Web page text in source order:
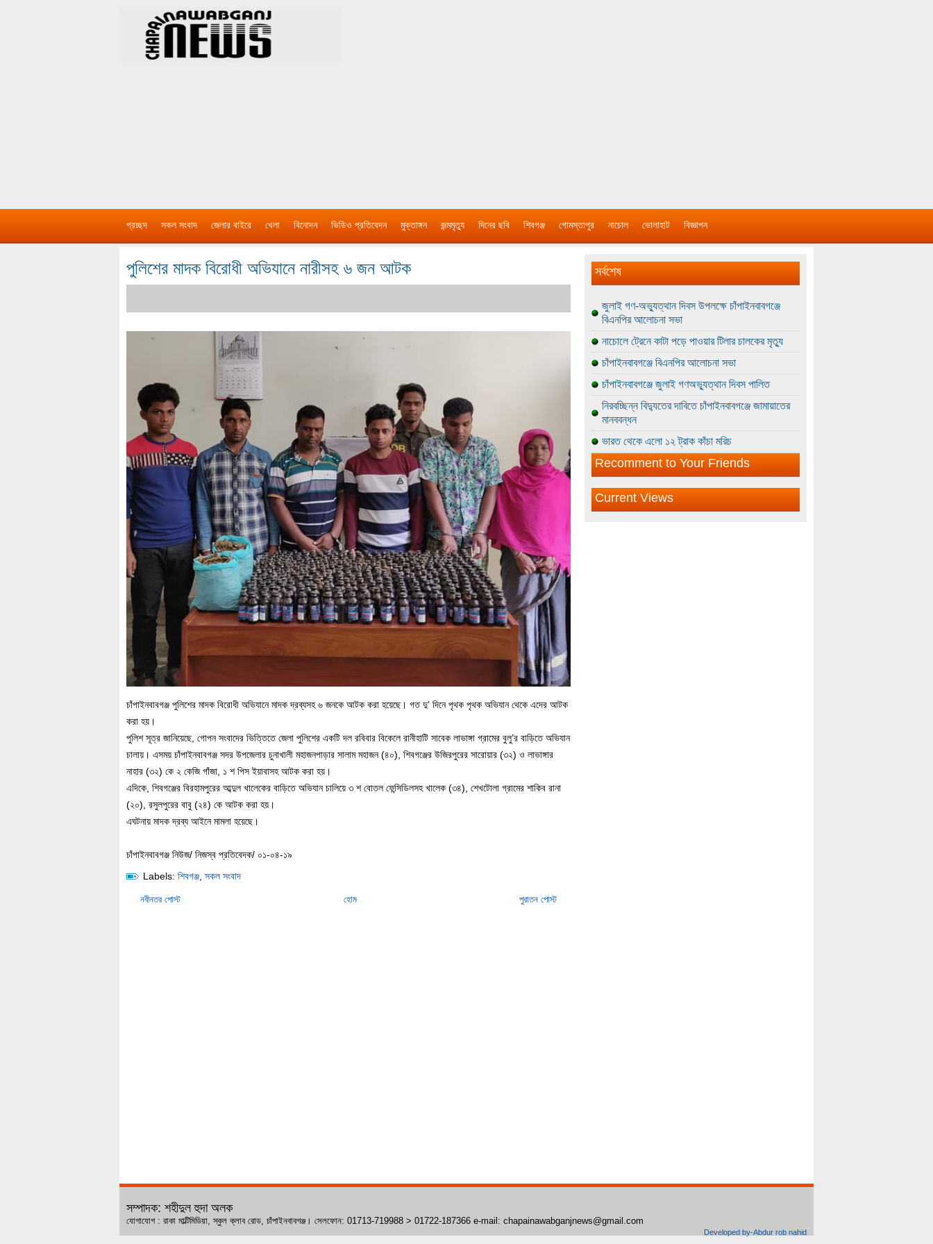
প্রচ্ছদ সকল সংবাদ জেলার বাইরে খেলা বিনোদন ভিডিও প্রতিবেদন মুক্তাঙ্গন জন্মমৃত্যু দিনের ছবি শিবগঞ্জ গোমস্তাপুর নাচোল ভোলাহাট বিজ্ঞাপন
পুলিশের মাদক বিরোধী অভিযানে নারীসহ ৬ জন আটক
চাঁপাইনবাবগঞ্জ পুলিশের মাদক বিরোধী অভিযানে মাদক দ্রব্যসহ ৬ জনকে আটক করা হয়েছে। গত দু’ দিনে পৃথক পৃথক অভিযান থেকে এদের আটক
করা হয়।
পুলিশ সূত্র জানিয়েছে, গোপন সংবাদের ভিত্তিতে জেলা পুলিশের একটি দল রবিবার বিকেলে রানীহাটি সাবেক লাভাঙ্গা গ্রামের বুলু’র বাড়িতে অভিযান
চালায়। এসময় চাঁপাইনবাবগঞ্জ সদর উপজেলার চুনাখালী মহাজনপাড়ার সালাম মহাজন (৪০), শিবগঞ্জের উজিরপুরের সারোয়ার (৩২) ও লাভাঙ্গার
নাহার (৩২) কে ২ কেজি গাঁজা, ১ শ পিস ইয়াবাসহ আটক করা হয়।
এদিকে, শিবগঞ্জের বিরহামপুরের আব্দুল খালেকের বাড়িতে অভিযান চালিয়ে ৩ শ বোতল ফেন্সিডিলসহ খালেক (৩৪), শেখটোলা গ্রামের শাকিব রানা
(২০), রসুলপুরের বাবু (২৪) কে আটক করা হয়।
এঘটনায় মাদক দ্রব্য আইনে মামলা হয়েছে।
চাঁপাইনবাবগঞ্জ নিউজ/ নিজস্ব প্রতিবেদক/ ০১-০৪-১৯
Labels: শিবগঞ্জ সকল সংবাদ
নবীনতর পোস্ট পুরাতন পোস্ট
হোম
সর্বশেষ
জুলাই গণ-অভ্যুত্থান দিবস উপলক্ষে চাঁপাইনবাবগঞ্জে
বিএনপির আলোচনা সভা
নাচোলে ট্রেনে কাটা পড়ে পাওয়ার টিলার চালকের মৃত্যু
চাঁপাইনবাবগঞ্জে বিএনপির আলোচনা সভা
চাঁপাইনবাবগঞ্জে জুলাই গণঅভ্যুত্থান দিবস পালিত
নিরবচ্ছিন্ন বিদ্যুতের দাবিতে চাঁপাইনবাবগঞ্জে জামায়াতের
মানববন্ধন
ভারত থেকে এলো ১২ ট্রাক কাঁচা মরিচ
Recomment to Your Friends
Current Views
সম্পাদক: শহীদুল হুদা অলক
যোগাযোগ : রাকা মাল্টিমিডিয়া, স্কুল ক্লাব রোড, চাঁপাইনবাবগঞ্জ। সেলফোন: 01713-719988 > 01722-187366 e-mail: chapainawabganjnews@gmail.com
Developed by-Abdur rob nahid